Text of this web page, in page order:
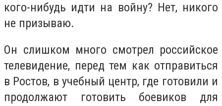
кого-нибудь идти на войну? Нет, никого
не призываю.
Он слишком много смотрел российское
телевидение, перед тем как отправиться
в Ростов, в учебный центр, где готовили и
продолжают готовить боевиков для